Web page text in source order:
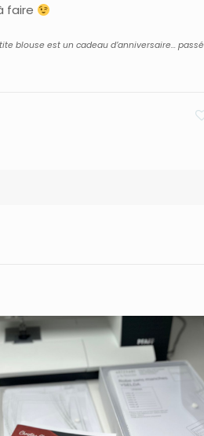
faire
blouse est un cadeau d’anniversaire… passé